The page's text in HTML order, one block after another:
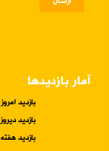
آمار بازدیدها
بازدید امروز
بازدید دیروز
بازدید هفته